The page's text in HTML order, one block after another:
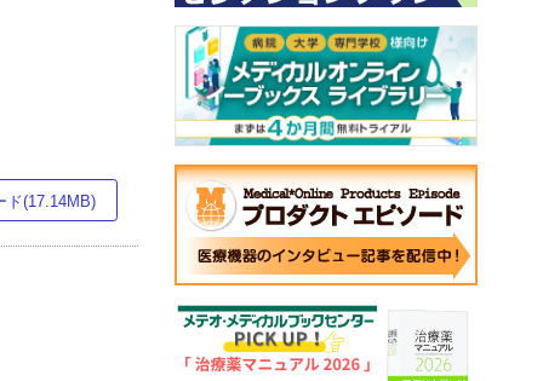
ド(17.14MB)